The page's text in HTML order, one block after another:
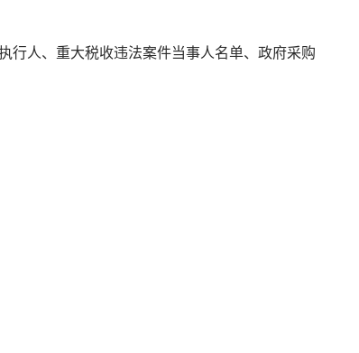
行人、重大税收违法案件当事人名单、政府采购